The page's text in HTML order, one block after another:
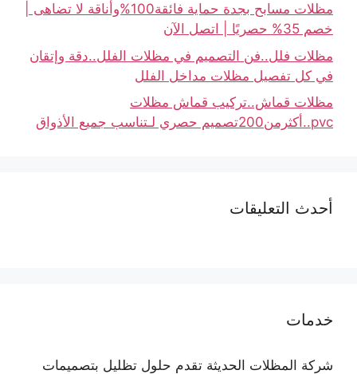
مظلات مسابح بجدة حماية فائقة100%وأناقة لا تضاهى |
خصم 35% حصريًا | اتصل الآن
مظلات فلل..فن التصميم في مظلات الفلل..دقة وإتقان
في كل تفصيل مظلات مداخل الفلل
مظلات قماش..تركيب قماش مظلات
pvc..أكثرمن200تصميم حصري لـتناسب جميع الأذواق
أحدث التعليقات
خدمات
شركة المظلات الحديثة تقدم حلول تظليل بتصميمات